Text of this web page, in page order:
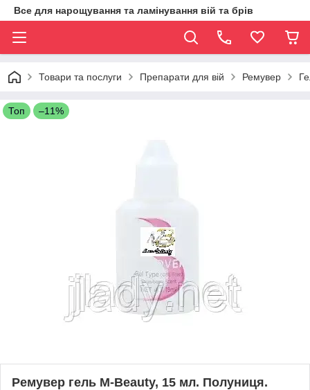
Все для нарощування та ламінування вій та брів
Товари та послуги Препарати для вій Ремувер
Топ –11%
Ремувер гель M-Beauty, 15 мл. Полуниця.